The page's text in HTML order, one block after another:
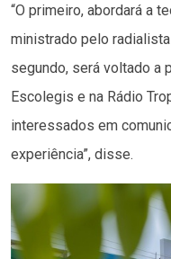
“O primeiro, abordará a
ministrado pelo
segundo, será voltado a
Escolegis e na Rádio
interessados em
experiência”, disse.